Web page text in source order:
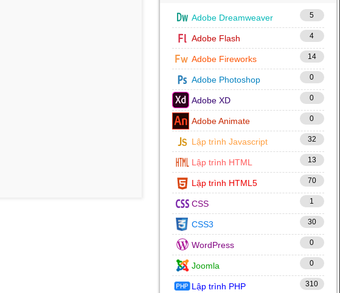
Adobe Dreamweaver 5
Adobe Flash 4
Adobe Fireworks 14
Adobe Photoshop 0
Adobe XD 0
Adobe Animate 0
Lập trình Javascript 32
Lập trình HTML 13
Lập trình HTML5 70
CSS 1
CSS3 30
WordPress 0
Joomla 0
Lập trình PHP 310